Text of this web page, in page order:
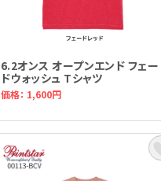
6.2オンス オープンエンド フェー
ドウォッシュ Tシャツ
価格： 1,600円